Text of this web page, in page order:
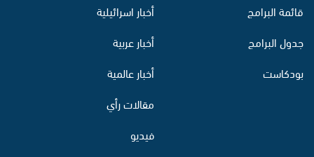
قائمة البرامج
جدول البرامج
بودكاست
أخبار اسرائيلية
أخبار عربية
أخبار عالمية
مقالات رأي
فيديو